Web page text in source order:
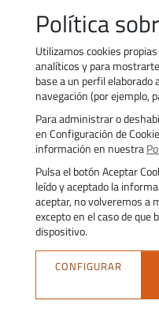
Política
Utilizamos cookies
analíticos y para
base a un perfil
navegación (por ejemplo,
Para administrar o
en Configuración de
información en nuestra
Pulsa el botón Aceptar
leído y aceptado la
aceptar, no volveremos a
excepto en el caso de que
dispositivo.
CONFIGURAR
la
Contacta’ns
Política d’ús de galetes
Política de privacitat
Accessibilitat